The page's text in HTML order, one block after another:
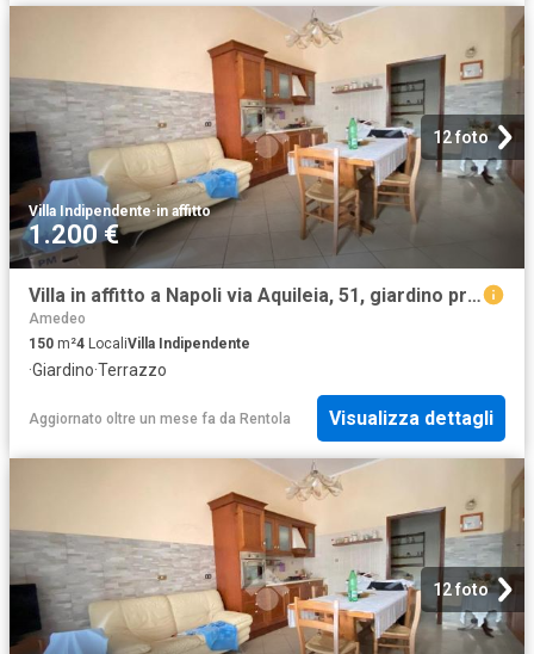
12 foto
Villa Indipendente·in affitto
1.200 €
Villa in affitto a Napoli via Aquileia, 51, giardino privato, terrazzo, parzialmente arredato TrovaCasa
Amedeo
150 m²4 LocaliVilla Indipendente
·Giardino·Terrazzo
Aggiornato oltre un mese fa da Rentola Visualizza dettagli
12 foto